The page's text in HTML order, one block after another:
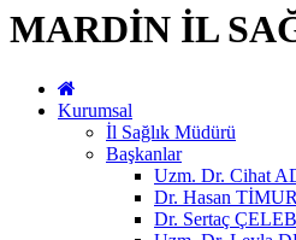
MARDİN İL
Kurumsal
İl Sağlık Müdürü
Başkanlar
Uzm. Dr. Cihat
Dr. Hasan
Dr. Sertaç